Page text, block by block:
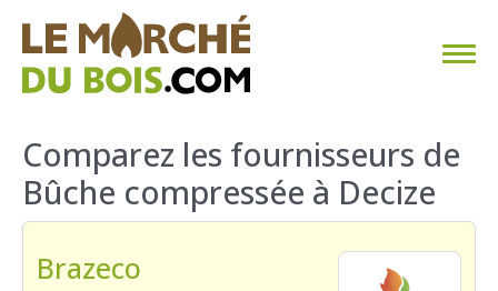
CHAUFFAGE AU BOIS
FAQ
Comparez les fournisseurs de
Bûche compressée à Decize
Brazeco